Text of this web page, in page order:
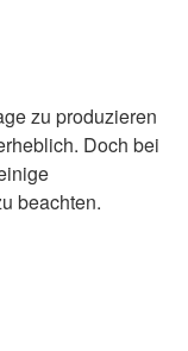
zu produzieren
Doch bei
beachten.